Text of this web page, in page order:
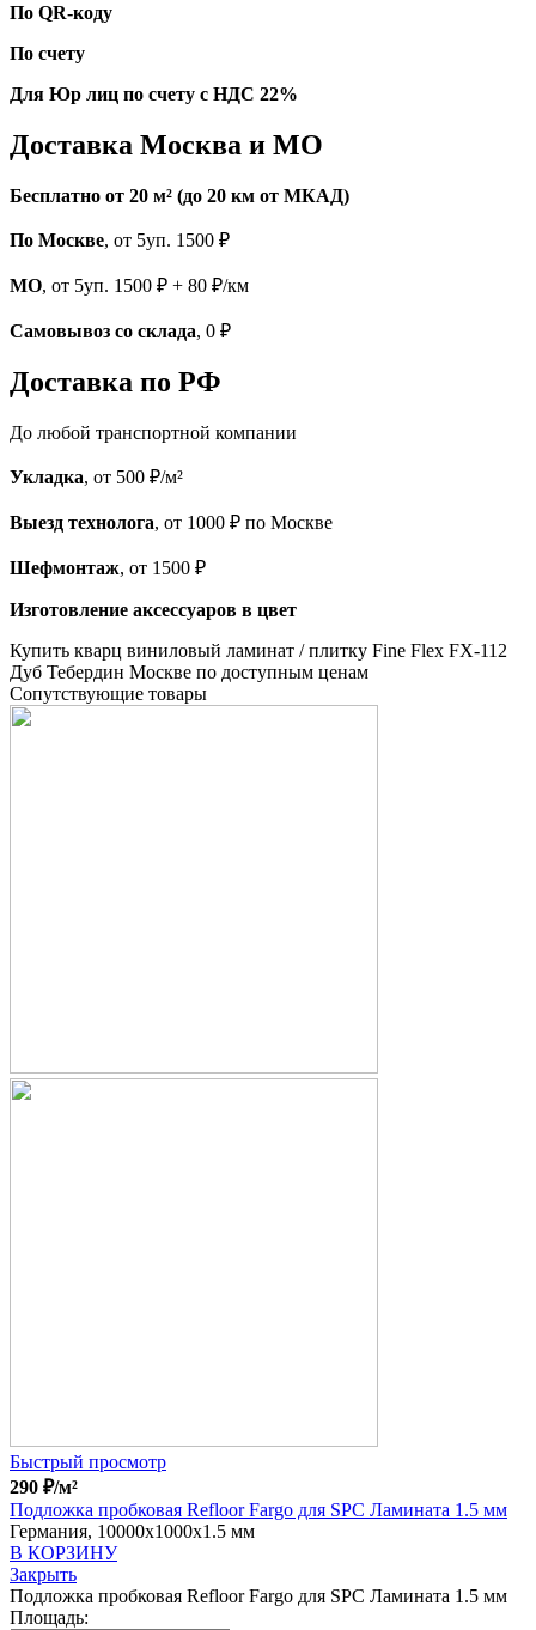
По QR-коду
По счету
Для Юр лиц по счету с НДС 22%
Доставка Москва и МО
Бесплатно от 20 м² (до 20 км от МКАД)
По Москве, от 5уп. 1500 ₽
МО, от 5уп. 1500 ₽ + 80 ₽/км
Самовывоз со склада, 0 ₽
Доставка по РФ
До любой транспортной компании
Укладка, от 500 ₽/м²
Выезд технолога, от 1000 ₽ по Москве
Шефмонтаж, от 1500 ₽
Изготовление аксессуаров в цвет
Купить кварц виниловый ламинат / плитку Fine Flex FX-112
Дуб Тебердин Москве по доступным ценам
Cопутствующие товары
Быстрый просмотр
290 ₽/м²
Подложка пробковая Refloor Fargo для SPC Ламината 1.5 мм
Германия, 10000x1000x1.5 мм
В КОРЗИНУ
Закрыть
Подложка пробковая Refloor Fargo для SPC Ламината 1.5 мм
Площадь: